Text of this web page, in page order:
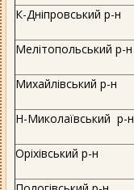
К-Дніпровський р-н
Мелітопольський р-н
Михайлівський р-н
Н-Миколаївський р-н
Оріхівський р-н